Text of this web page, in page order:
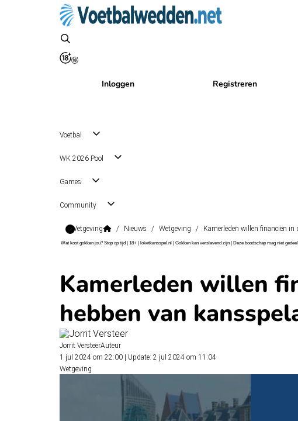
Inloggen Registreren
Voetbal
WK 2026 Pool
Games
Community
Wetgeving / Nieuws / Wetgeving / Kamerleden willen financiën
Wat kost gokken jou? Stop op tijd | 18+ | loketkansspel.nl | Gokken kan verslavend zijn | Deze boodschap mag niet
Kamerleden willen
hebben van
Jorrit VersteerAuteur
1 jul 2024 om 22:00
Update: 2 jul 2024 om 11:04
Wetgeving